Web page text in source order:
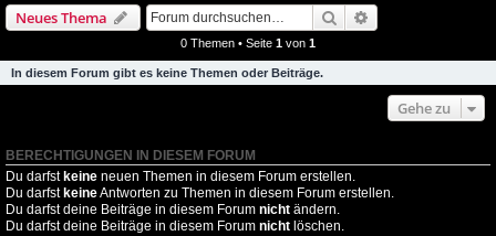
Neues Thema Suche
0 Themen • Seite 1 von 1
In diesem Forum gibt es keine Themen oder Beiträge.
Gehe zu
BERECHTIGUNGEN IN DIESEM FORUM
Du darfst keine neuen Themen in diesem Forum erstellen.
Du darfst keineAntworten zu Themen in diesem Forum erstellen.
Du darfst deine Beiträge in diesem Forum nicht ändern.
Du darfst deine Beiträge in diesem Forum nicht löschen.